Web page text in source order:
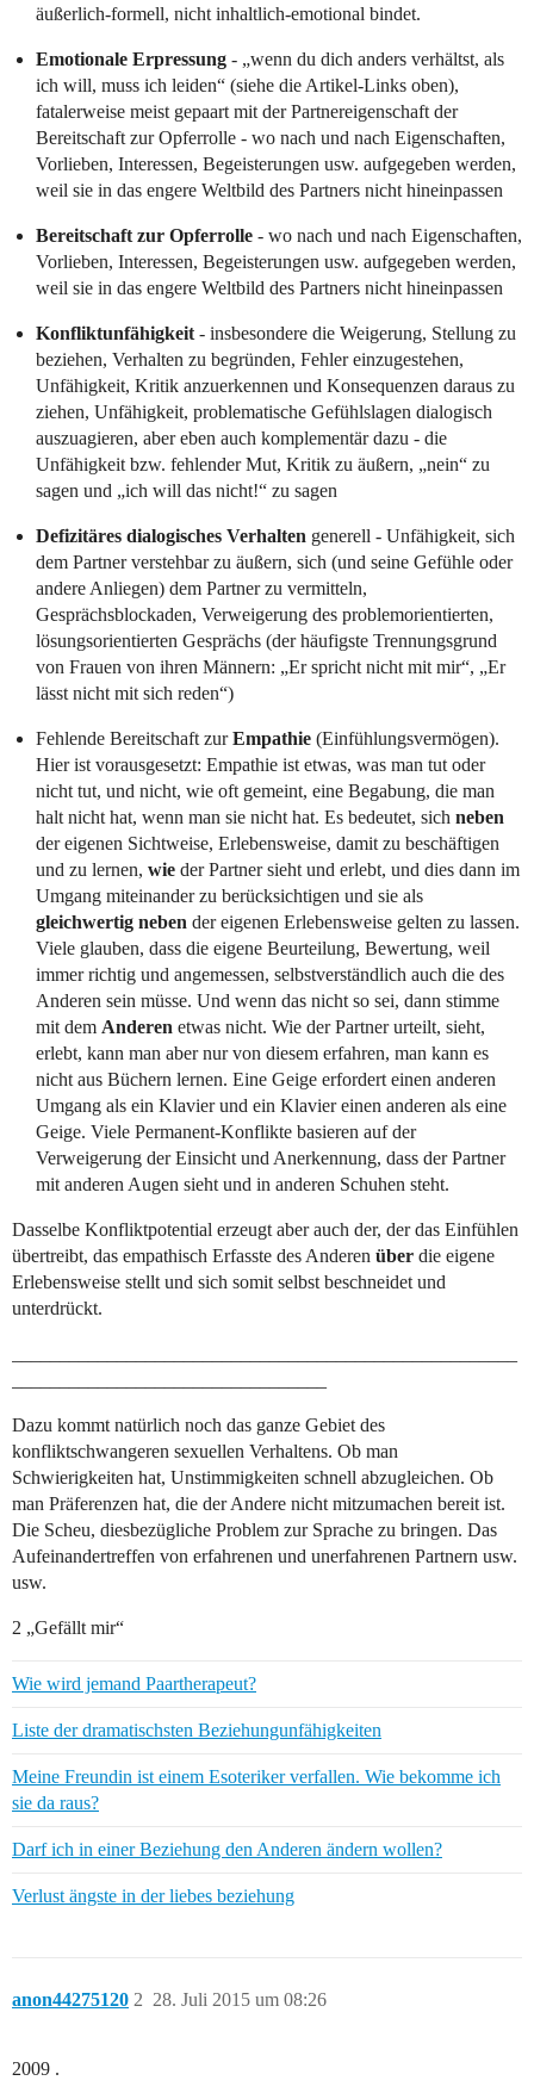
äußerlich-formell, nicht inhaltlich-emotional bindet.
Emotionale Erpressung - „wenn du dich anders verhältst, als
ich will, muss ich leiden“ (siehe die Artikel-Links oben),
fatalerweise meist gepaart mit der Partnereigenschaft der
Bereitschaft zur Opferrolle - wo nach und nach Eigenschaften,
Vorlieben, Interessen, Begeisterungen usw. aufgegeben werden,
weil sie in das engere Weltbild des Partners nicht hineinpassen
Bereitschaft zur Opferrolle - wo nach und nach Eigenschaften,
Vorlieben, Interessen, Begeisterungen usw. aufgegeben werden,
weil sie in das engere Weltbild des Partners nicht hineinpassen
Konfliktunfähigkeit - insbesondere die Weigerung, Stellung zu
beziehen, Verhalten zu begründen, Fehler einzugestehen,
Unfähigkeit, Kritik anzuerkennen und Konsequenzen daraus zu
ziehen, Unfähigkeit, problematische Gefühlslagen dialogisch
auszuagieren, aber eben auch komplementär dazu - die
Unfähigkeit bzw. fehlender Mut, Kritik zu äußern, „nein“ zu
sagen und „ich will das nicht!“ zu sagen
Defizitäres dialogisches Verhalten generell - Unfähigkeit, sich
dem Partner verstehbar zu äußern, sich (und seine Gefühle oder
andere Anliegen) dem Partner zu vermitteln,
Gesprächsblockaden, Verweigerung des problemorientierten,
lösungsorientierten Gesprächs (der häufigste Trennungsgrund
von Frauen von ihren Männern: „Er spricht nicht mit mir“, „Er
lässt nicht mit sich reden“)
Fehlende Bereitschaft zurEmpathie (Einfühlungsvermögen).
Hier ist vorausgesetzt: Empathie ist etwas, was man tut oder
nicht tut, und nicht, wie oft gemeint, eine Begabung, die man
halt nicht hat, wenn man sie nicht hat. Es bedeutet, sich neben
der eigenen Sichtweise, Erlebensweise, damit zu beschäftigen
und zu lernen, wie der Partner sieht und erlebt, und dies dann im
Umgang miteinander zu berücksichtigen und sie als
gleichwertig neben der eigenen Erlebensweise gelten zu lassen.
Viele glauben, dass die eigene Beurteilung, Bewertung, weil
immer richtig und angemessen, selbstverständlich auch die des
Anderen sein müsse. Und wenn das nicht so sei, dann stimme
mit dem Anderen etwas nicht. Wie der Partner urteilt, sieht,
erlebt, kann man aber nur von diesem erfahren, man kann es
nicht aus Büchern lernen. Eine Geige erfordert einen anderen
Umgang als ein Klavier und ein Klavier einen anderen als eine
Geige. Viele Permanent-Konflikte basieren auf der
Verweigerung der Einsicht und Anerkennung, dass der Partner
mit anderen Augen sieht und in anderen Schuhen steht.
Dasselbe Konfliktpotential erzeugt aber auch der, der das Einfühlen
übertreibt, das empathisch Erfasste des Anderen über die eigene
Erlebensweise stellt und sich somit selbst beschneidet und
unterdrückt.
Dazu kommt natürlich noch das ganze Gebiet des
konfliktschwangeren sexuellen Verhaltens. Ob man
Schwierigkeiten hat, Unstimmigkeiten schnell abzugleichen. Ob
man Präferenzen hat, die der Andere nicht mitzumachen bereit ist.
Die Scheu, diesbezügliche Problem zur Sprache zu bringen. Das
Aufeinandertreffen von erfahrenen und unerfahrenen Partnern usw.
usw.
2 „Gefällt mir“
Wie wird jemand Paartherapeut?
Liste der dramatischsten Beziehungunfähigkeiten
Meine Freundin ist einem Esoteriker verfallen. Wie bekomme ich
sie da raus?
Darf ich in einer Beziehung den Anderen ändern wollen?
Verlust ängste in der liebes beziehung
anon44275120 28. Juli 2015 um 08:26
2
2009 .